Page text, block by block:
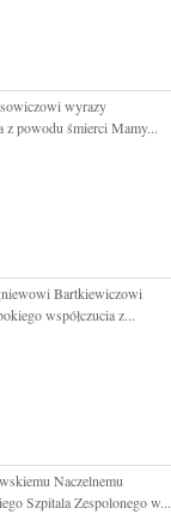
wyrazy
z powodu śmierci Mamy...
Bartkiewiczowi
współczucia z...
Naczelnemu
Szpitala Zespolonego w...